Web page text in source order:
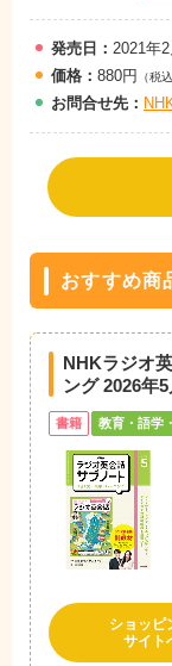
発売日： 2021年2
価格： 880円 （税
お問合せ先：
おすすめ商
NHKラジオ
ング 2026年
書籍 教育・語学
ショッピ
サイト